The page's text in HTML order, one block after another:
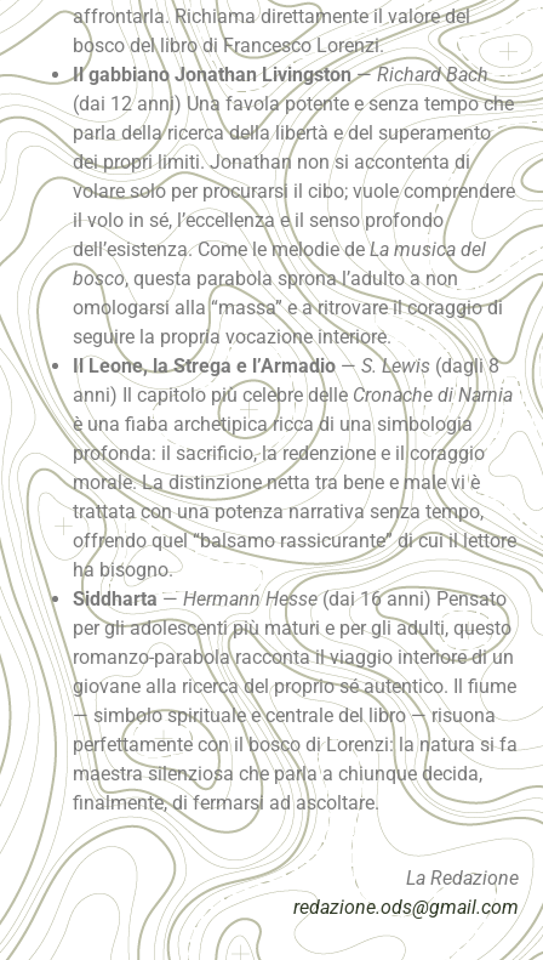
affrontarla. Richiama direttamente il valore del
bosco del libro di Francesco Lorenzi.
Il gabbiano Jonathan Livingston—Richard Bach
(dai 12 anni) Una favola potente e senza tempo che
parla della ricerca della libertà e del superamento
dei propri limiti. Jonathan non si accontenta di
volare solo per procurarsi il cibo; vuole comprendere
il volo in sé, l’eccellenza e il senso profondo
dell’esistenza. Come le melodie deLa musica del
bosco, questa parabola sprona l’adulto a non
omologarsi alla “massa” e a ritrovare il coraggio di
seguire la propria vocazione interiore.
Il Leone, la Strega e l’Armadio — S. Lewis (dagli 8
anni) Il capitolo più celebre delle Cronache di Narnia
è una fiaba archetipica ricca di una simbologia
profonda: il sacrificio, la redenzione e il coraggio
morale. La distinzione netta tra bene e male vi è
trattata con una potenza narrativa senza tempo,
offrendo quel “balsamo rassicurante” di cui il lettore
ha bisogno.
Siddharta —Hermann Hesse(dai 16 anni) Pensato
per gli adolescenti più maturi e per gli adulti, questo
romanzo-parabola racconta il viaggio interiore di un
giovane alla ricerca del proprio sé autentico. Il fiume
— simbolo spirituale e centrale del libro — risuona
perfettamente con il bosco di Lorenzi: la natura si fa
maestra silenziosa che parla a chiunque decida,
finalmente, di fermarsi ad ascoltare.
La Redazione
redazione.ods@gmail.com